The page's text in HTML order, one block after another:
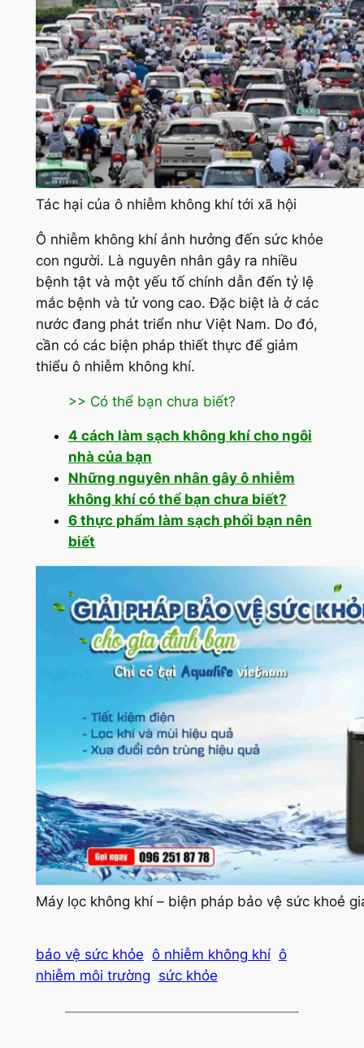
Tác hại của ô nhiễm không khí tới xã hội
Ô nhiễm không khí ảnh hưởng đến sức khỏe
con người. Là nguyên nhân gây ra nhiều
bệnh tật và một yếu tố chính dẫn đến tỷ lệ
mắc bệnh và tử vong cao. Đặc biệt là ở các
nước đang phát triển như Việt Nam. Do đó,
cần có các biện pháp thiết thực để giảm
thiểu ô nhiễm không khí.
>> Có thể bạn chưa biết?
4 cách làm sạch không khí cho ngôi
nhà của bạn
Những nguyên nhân gây ô nhiễm
không khí có thể bạn chưa biết?
6 thực phẩm làm sạch phổi bạn nên
biết
Máy lọc không khí – biện pháp bảo vệ sức khoẻ
bảo vệ sức khỏe ô nhiễm không khí ô
nhiễm môi trường sức khỏe